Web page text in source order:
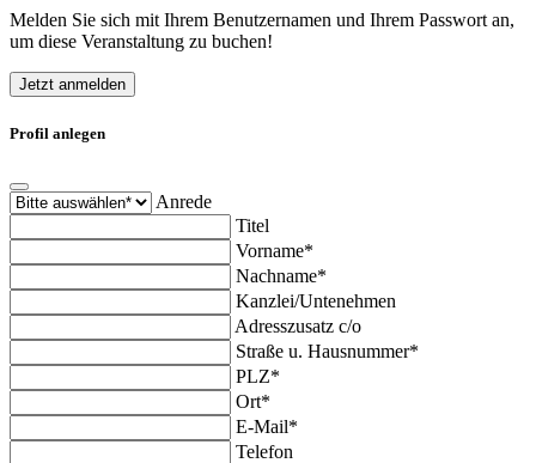
Melden Sie sich mit Ihrem Benutzernamen und Ihrem Passwort an,
um diese Veranstaltung zu buchen!
Jetzt anmelden
Profil anlegen
Anrede
Titel
Vorname*
Nachname*
Kanzlei/Untenehmen
Adresszusatz c/o
Straße u. Hausnummer*
PLZ*
Ort*
E-Mail*
Telefon